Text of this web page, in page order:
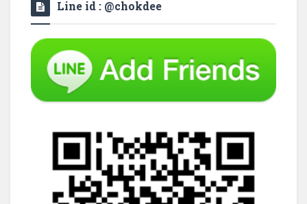
Line id : @chokdee